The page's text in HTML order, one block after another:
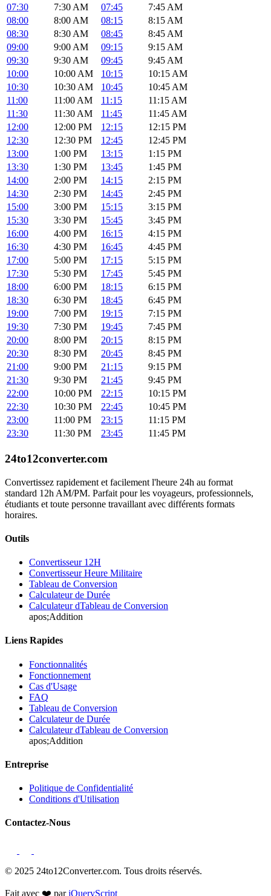
07:30
7:30 AM 07:45
7:45 AM
08:00
8:00 AM 08:15
8:15 AM
08:30
8:30 AM 08:45
8:45 AM
09:00
9:00 AM 09:15
9:15 AM
09:30
9:30 AM 09:45
9:45 AM
10:00
10:00 AM 10:15
10:15 AM
10:30
10:30 AM 10:45
10:45 AM
11:00
11:00 AM 11:15
11:15 AM
11:30
11:30 AM 11:45
11:45 AM
12:00
12:00 PM 12:15
12:15 PM
12:30
12:30 PM 12:45
12:45 PM
13:00
1:00 PM 13:15
1:15 PM
13:30
1:30 PM 13:45
1:45 PM
14:00
2:00 PM 14:15
2:15 PM
14:30
2:30 PM 14:45
2:45 PM
15:00
3:00 PM 15:15
3:15 PM
15:30
3:30 PM 15:45
3:45 PM
16:00
4:00 PM 16:15
4:15 PM
16:30
4:30 PM 16:45
4:45 PM
17:00
5:00 PM 17:15
5:15 PM
17:30
5:30 PM 17:45
5:45 PM
18:00
6:00 PM 18:15
6:15 PM
18:30
6:30 PM 18:45
6:45 PM
19:00
7:00 PM 19:15
7:15 PM
19:30
7:30 PM 19:45
7:45 PM
20:00
8:00 PM 20:15
8:15 PM
20:30
8:30 PM 20:45
8:45 PM
21:00
9:00 PM 21:15
9:15 PM
21:30
9:30 PM 21:45
9:45 PM
22:00
10:00 PM 22:15
10:15 PM
22:30
10:30 PM 22:45
10:45 PM
23:00
11:00 PM 23:15
11:15 PM
23:30
11:30 PM 23:45 11:45 PM
24to12converter.com
Convertissez rapidement et facilement l'heure 24h au format
standard 12h AM/PM. Parfait pour les voyageurs, professionnels,
étudiants et toute personne travaillant avec différents formats
horaires.
Outils
Convertisseur 12H
Convertisseur Heure Militaire
Tableau de Conversion
Calculateur de Durée
Calculateur dTableau de Conversion
apos;Addition
Liens Rapides
Fonctionnalités
Fonctionnement
Cas d'Usage
FAQ
Tableau de Conversion
Calculateur de Durée
Calculateur dTableau de Conversion
apos;Addition
Entreprise
Politique de Confidentialité
Conditions d'Utilisation
Contactez-Nous
© 2025 24to12Converter.com. Tous droits réservés.
Fait avec ❤️ parjQueryScript